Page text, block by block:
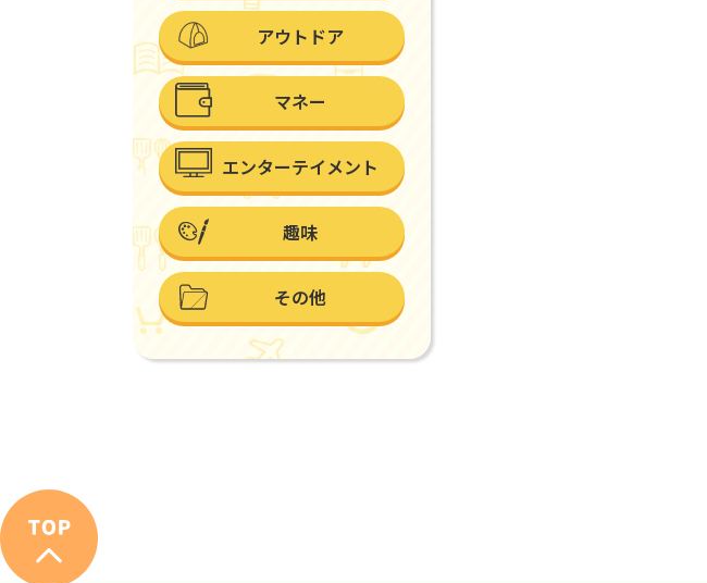
アウトドア
マネー
エンターテイメント
趣味
その他